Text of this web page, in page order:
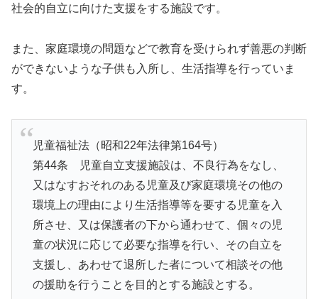
社会的自立に向けた支援をする施設です。
また、家庭環境の問題などで教育を受けられず善悪の判断
ができないような子供も入所し、生活指導を行っていま
す。
児童福祉法（昭和22年法律第164号）
第44条 児童自立支援施設は、不良行為をなし、
又はなすおそれのある児童及び家庭環境その他の
環境上の理由により生活指導等を要する児童を入
所させ、又は保護者の下から通わせて、個々の児
童の状況に応じて必要な指導を行い、その自立を
支援し、あわせて退所した者について相談その他
の援助を行うことを目的とする施設とする。